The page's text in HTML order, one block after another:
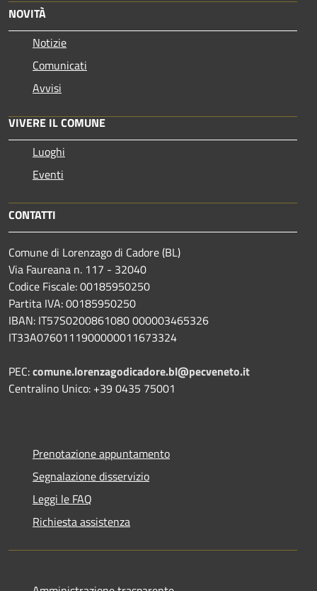
NOVITÀ
Notizie
Comunicati
Avvisi
VIVERE IL COMUNE
Luoghi
Eventi
CONTATTI
Comune di Lorenzago di Cadore (BL)
Via Faureana n. 117 - 32040
Codice Fiscale: 00185950250
Partita IVA: 00185950250
IBAN: IT57S0200861080 000003465326
IT33A0760111900000011673324
PEC:comune.lorenzagodicadore.bl@pecveneto.it
Centralino Unico: +39 0435 75001
Prenotazione appuntamento
Segnalazione disservizio
Leggi le FAQ
Richiesta assistenza